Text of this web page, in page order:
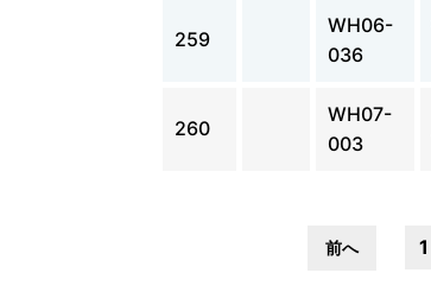
259
WH06-
036
260
WH07-
003
前へ 1